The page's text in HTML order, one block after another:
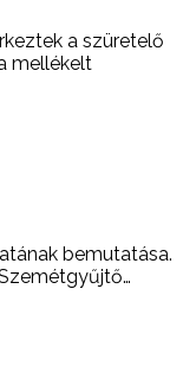
a szüretelő
mellékelt
bemutatása.